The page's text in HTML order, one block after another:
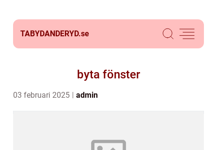
TABYDANDERYD.se
byta fönster
03 februari 2025 admin